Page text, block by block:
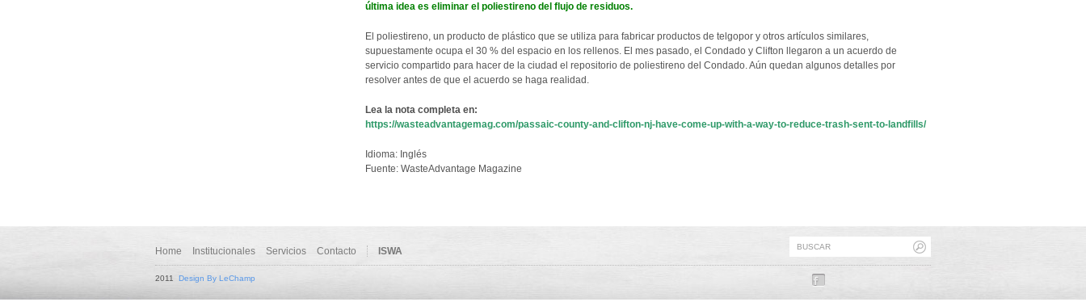
última idea es eliminar el poliestireno del flujo de residuos.
El poliestireno, un producto de plástico que se utiliza para fabricar productos de telgopor y otros artículos similares,
supuestamente ocupa el 30 % del espacio en los rellenos. El mes pasado, el Condado y Clifton llegaron a un acuerdo de
servicio compartido para hacer de la ciudad el repositorio de poliestireno del Condado. Aún quedan algunos detalles por
resolver antes de que el acuerdo se haga realidad.
Lea la nota completa en:
https://wasteadvantagemag.com/passaic-county-and-clifton-nj-have-come-up-with-a-way-to-reduce-trash-sent-to-landfills/
Idioma: Inglés
Fuente: WasteAdvantage Magazine
Home Institucionales Servicios Contacto ISWA
2011 Design By LeChamp